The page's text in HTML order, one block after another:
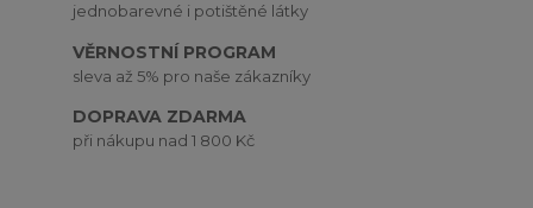
jednobarevné i potištěné látky
VĚRNOSTNÍ PROGRAM
sleva až 5% pro naše zákazníky
DOPRAVA ZDARMA
při nákupu nad 1 800 Kč